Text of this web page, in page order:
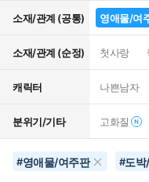
소재/관계 (공통) 영애물/여
소재/관계 (순정) 첫사랑
캐릭터 나쁜남자
분위기/기타 고화질
#영애물/여주판 #도박